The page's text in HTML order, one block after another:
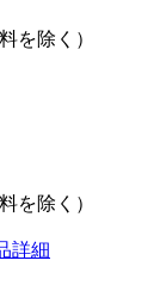
を除く）
を除く）
詳細